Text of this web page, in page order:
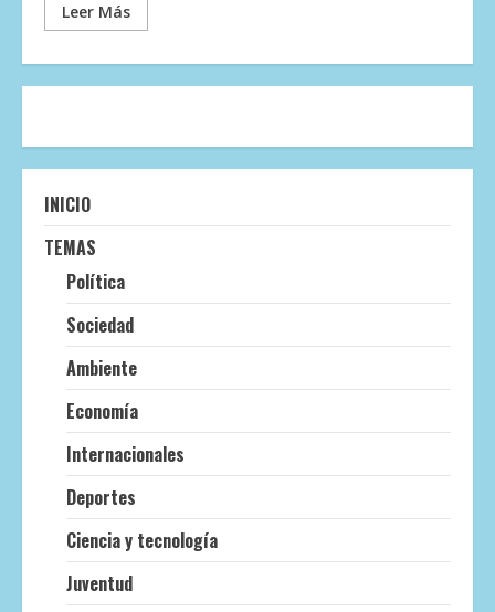
Leer Más
INICIO
TEMAS
Política
Sociedad
Ambiente
Economía
Internacionales
Deportes
Ciencia y tecnología
Juventud